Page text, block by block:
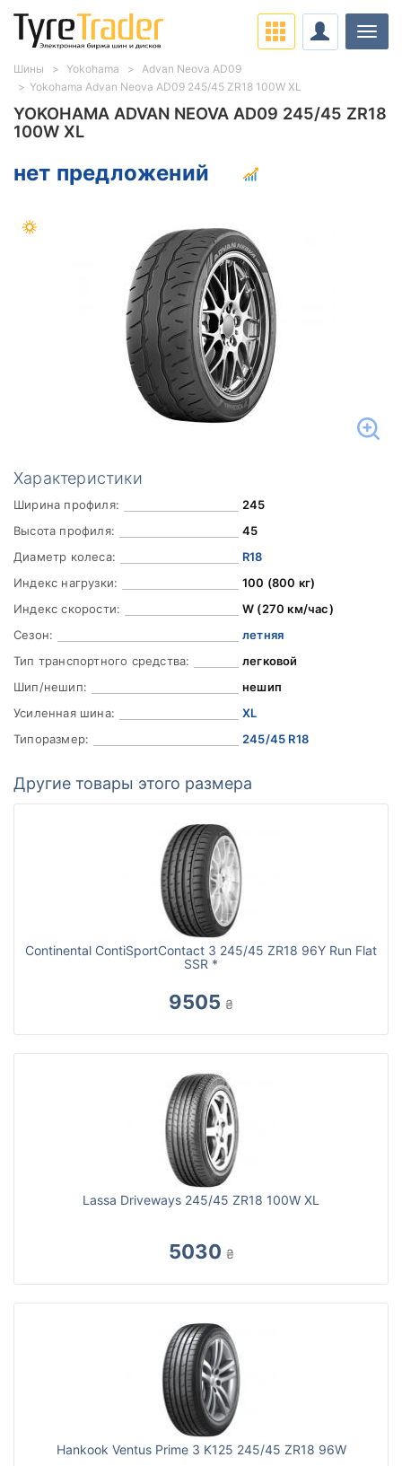
YOKOHAMA ADVAN NEOVA AD09 245/45 ZR18
100W XL
нет предложений
Характеристики
Ширина профиля:
245
Высота профиля:
45
Диаметр колеса:
R18
Индекс нагрузки:
100 (800 кг)
Индекс скорости:
W (270 км/час)
Сезон:
летняя
Тип транспортного средства:
легковой
Шип/нешип:
нешип
Усиленная шина:
XL
Типоразмер:
245/45 R18
Другие товары этого размера
Continental ContiSportContact 3 245/45 ZR18 96Y Run Flat
SSR *
9505 ₴
Lassa Driveways 245/45 ZR18 100W XL
5030 ₴
Hankook Ventus Prime 3 K125 245/45 ZR18 96W
Шины Yokohama
Advan Neova AD09
Yokohama Advan Neova AD09 245/45 ZR18 100W XL